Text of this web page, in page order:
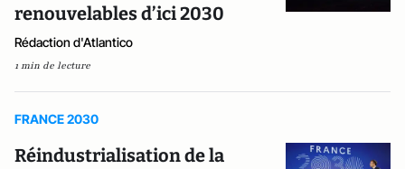
renouvelables d’ici 2030
Rédaction d'Atlantico
1 min de lecture
FRANCE 2030
Réindustrialisation de la